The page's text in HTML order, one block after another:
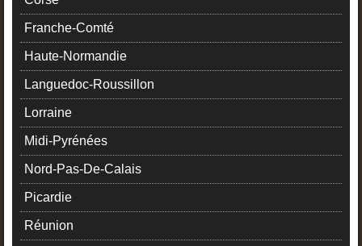
Franche-Comté
Haute-Normandie
Languedoc-Roussillon
Lorraine
Midi-Pyrénées
Nord-Pas-De-Calais
Picardie
Réunion